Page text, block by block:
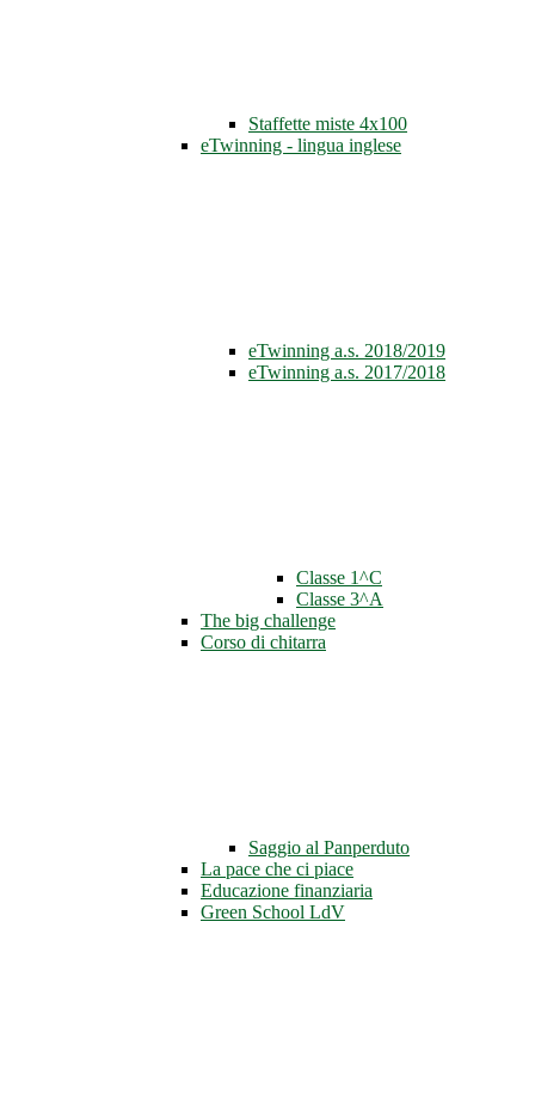
Staffette miste 4x100
eTwinning - lingua inglese
eTwinning a.s. 2018/2019
eTwinning a.s. 2017/2018
Classe 1^C
Classe 3^A
The big challenge
Corso di chitarra
Saggio al Panperduto
La pace che ci piace
Educazione finanziaria
Green School LdV